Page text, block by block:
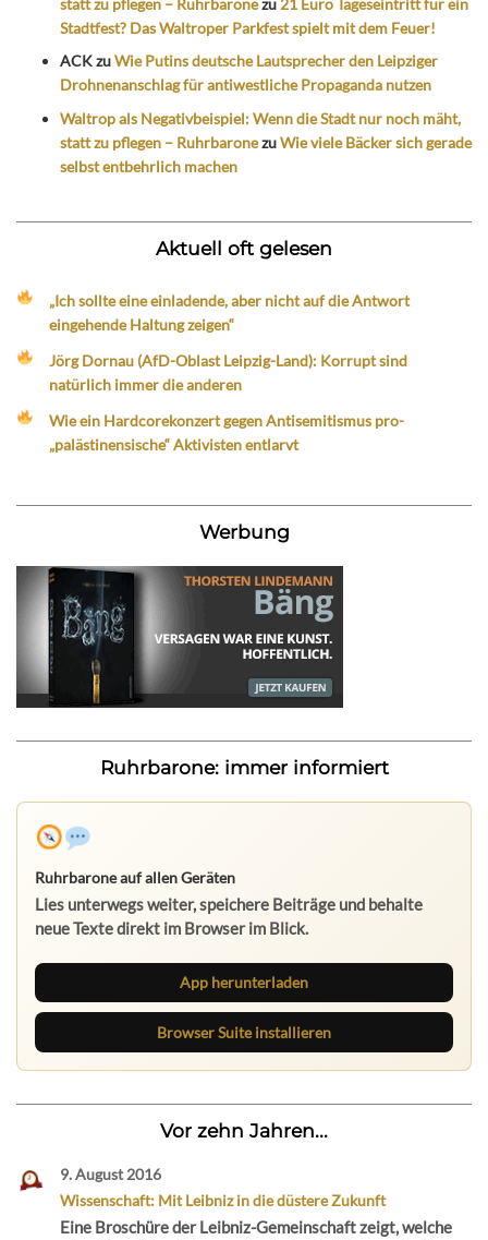
Stadtfest? Das Waltroper Parkfest spielt mit dem Feuer!
ACKzuWie Putins deutsche Lautsprecher den Leipziger
Drohnenanschlag für antiwestliche Propaganda nutzen
Waltrop als Negativbeispiel: Wenn die Stadt nur noch mäht,
statt zu pflegen – RuhrbaronezuWie viele Bäcker sich gerade
selbst entbehrlich machen
Aktuell oft gelesen
„Ich sollte eine einladende, aber nicht auf die Antwort
eingehende Haltung zeigen“
Jörg Dornau (AfD-Oblast Leipzig-Land): Korrupt sind
natürlich immer die anderen
Wie ein Hardcorekonzert gegen Antisemitismus pro-
„palästinensische“ Aktivisten entlarvt
Werbung
Ruhrbarone: immer informiert
Ruhrbarone auf allen Geräten
Lies unterwegs weiter, speichere Beiträge und behalte
neue Texte direkt im Browser im Blick.
App herunterladen
Browser Suite installieren
Vor zehn Jahren...
9. August 2016
Wissenschaft: Mit Leibniz in die düstere Zukunft
Eine Broschüre der Leibniz-Gemeinschaft zeigt, welche